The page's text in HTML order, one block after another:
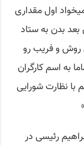
اول مقداری
بدن به ستاد
روش و فریب رو
به اسم کارگران
با نظارت شورایی
رئیسی در